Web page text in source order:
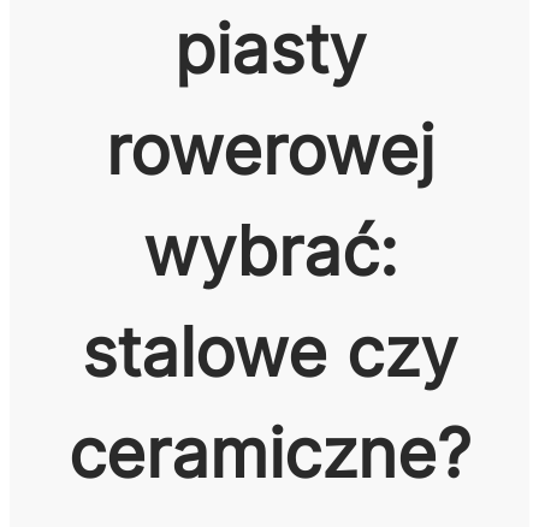
piasty
rowerowej
wybrać:
stalowe czy
ceramiczne?